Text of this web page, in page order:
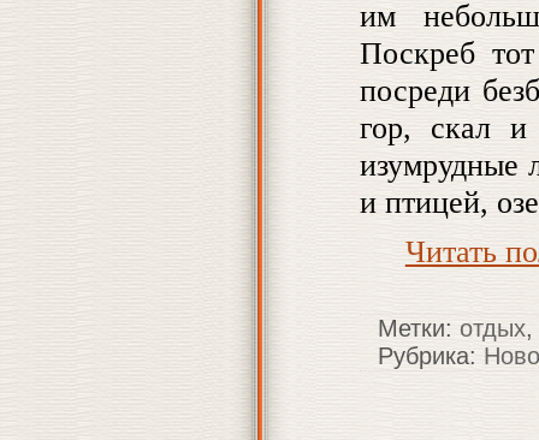
им
Поскреб
посреди
гор, скал и
изумрудные
и птицей,
Читать
Метки: отдых,
Рубрика: